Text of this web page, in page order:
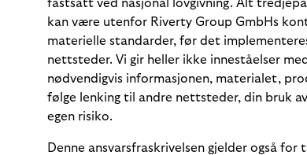
fastsatt ved nasjonal lovgivning. Alt
kan være utenfor Riverty Group GmbHs
materielle standarder, før det
nettsteder. Vi gir heller ikke inneståelser
nødvendigvis informasjonen, materialet,
følge lenking til andre nettsteder, din bruk
egen risiko.
Denne ansvarsfraskrivelsen gjelder også